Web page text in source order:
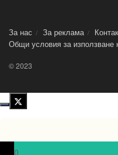
За нас За реклама
Общи условия за използване
© 2023
0